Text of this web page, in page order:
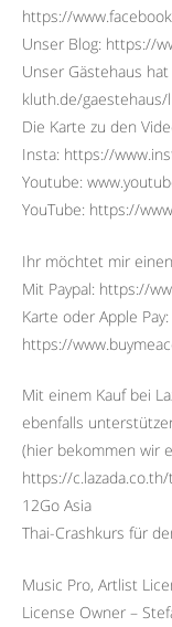
https://
Unser Blog: https://
Unser Gästehaus
kluth.de/gaestehaus/l
Die Karte zu den
Insta: https://
Youtube:
YouTube: https://
Ihr möchtet mir
Mit Paypal: https://
Karte oder Apple Pay:
https://
Mit einem Kauf bei
ebenfalls
(hier bekommen wir
https://c.lazada.co.th/
12Go Asia
Thai-Crashkurs für
Music Pro, Artlist
License Owner –